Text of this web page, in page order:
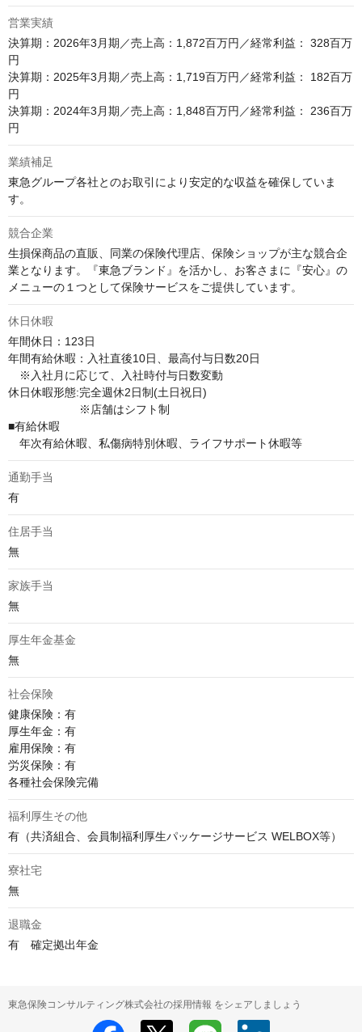
営業実績
決算期：2026年3月期／売上高：1,872百万円／経常利益： 328百万
円
決算期：2025年3月期／売上高：1,719百万円／経常利益： 182百万
円
決算期：2024年3月期／売上高：1,848百万円／経常利益： 236百万
業績補足
東急グループ各社とのお取引により安定的な収益を確保していま
す。
競合企業
⽣損保商品の直販、同業の保険代理店、保険ショップが主な競合企
業となります。『東急ブランド』を活かし、お客さまに『安⼼』の
メニューの１つとして保険サービスをご提供しています。
休日休暇
年間休日：123日
年間有給休暇：入社直後10日、最高付与日数20日
※入社月に応じて、入社時付与日数変動
休⽇休暇形態:完全週休2⽇制(⼟⽇祝⽇)
※店舗はシフト制
■有給休暇
年次有給休暇、私傷病特別休暇、ライフサポート休暇等
通勤手当
有
住居手当
無
家族手当
無
厚生年金基金
無
社会保険
健康保険：有
厚生年金：有
雇用保険：有
労災保険：有
各種社会保険完備
福利厚生その他
有（共済組合、会員制福利厚⽣パッケージサービス WELBOX等）
寮社宅
無
退職金
有　確定拠出年金
東急保険コンサルティング株式会社の採用情報 をシェアしましょう